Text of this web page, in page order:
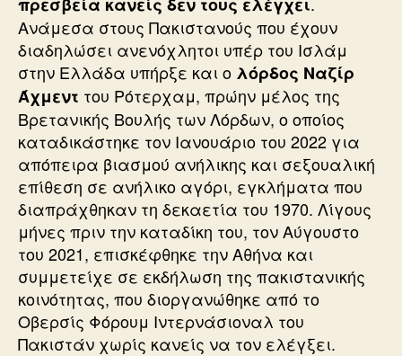
Ανάμεσα στους Πακιστανούς που έχουν
διαδηλώσει ανενόχλητοι υπέρ του Ισλάμ
στην Ελλάδα υπήρξε και ο λόρδος Ναζίρ
Άχμεντ του Ρότερχαμ, πρώην μέλος της
Βρετανικής Βουλής των Λόρδων, ο οποίος
καταδικάστηκε τον Ιανουάριο του 2022 για
απόπειρα βιασμού ανήλικης και σεξουαλική
επίθεση σε ανήλικο αγόρι, εγκλήματα που
διαπράχθηκαν τη δεκαετία του 1970. Λίγους
μήνες πριν την καταδίκη του, τον Αύγουστο
του 2021, επισκέφθηκε την Αθήνα και
συμμετείχε σε εκδήλωση της πακιστανικής
κοινότητας, που διοργανώθηκε από το
Οβερσίς Φόρουμ Ιντερνάσιοναλ του
Πακιστάν χωρίς κανείς να τον ελέγξει.